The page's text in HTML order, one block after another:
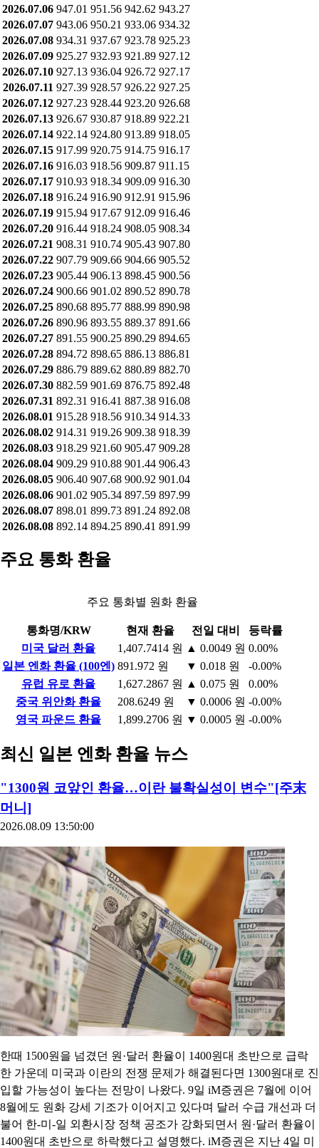
2026.07.06 947.01 951.56 942.62 943.27
2026.07.07 943.06 950.21 933.06 934.32
2026.07.08 934.31 937.67 923.78 925.23
2026.07.09 925.27 932.93 921.89 927.12
2026.07.10 927.13 936.04 926.72 927.17
2026.07.11 927.39 928.57 926.22 927.25
2026.07.12 927.23 928.44 923.20 926.68
2026.07.13 926.67 930.87 918.89 922.21
2026.07.14 922.14 924.80 913.89 918.05
2026.07.15 917.99 920.75 914.75 916.17
2026.07.16 916.03 918.56 909.87 911.15
2026.07.17 910.93 918.34 909.09 916.30
2026.07.18 916.24 916.90 912.91 915.96
2026.07.19 915.94 917.67 912.09 916.46
2026.07.20 916.44 918.24 908.05 908.34
2026.07.21 908.31 910.74 905.43 907.80
2026.07.22 907.79 909.66 904.66 905.52
2026.07.23 905.44 906.13 898.45 900.56
2026.07.24 900.66 901.02 890.52 890.78
2026.07.25 890.68 895.77 888.99 890.98
2026.07.26 890.96 893.55 889.37 891.66
2026.07.27 891.55 900.25 890.29 894.65
2026.07.28 894.72 898.65 886.13 886.81
2026.07.29 886.79 889.62 880.89 882.70
2026.07.30 882.59 901.69 876.75 892.48
2026.07.31 892.31 916.41 887.38 916.08
2026.08.01 915.28 918.56 910.34 914.33
2026.08.02 914.31 919.26 909.38 918.39
2026.08.03 918.29 921.60 905.47 909.28
2026.08.04 909.29 910.88 901.44 906.43
2026.08.05 906.40 907.68 900.92 901.04
2026.08.06 901.02 905.34 897.59 897.99
2026.08.07 898.01 899.73 891.24 892.08
2026.08.08 892.14 894.25 890.41 891.99
주요 통화 환율
주요 통화별 원화 환율
통화명/KRW 현재 환율 전일 대비
등락률
미국 달러 환율
1,407.7414 원 ▲ 0.0049 원 0.00%
일본 엔화 환율 (100엔) 891.972 원 ▼ 0.018 원
-0.00%
유럽 유로 환율
1,627.2867 원 ▲ 0.075 원
0.00%
중국 위안화 환율
208.6249 원 ▼ 0.0006 원 -0.00%
영국 파운드 환율
1,899.2706 원 ▼ 0.0005 원 -0.00%
최신 일본 엔화 환율 뉴스
"1300원 코앞인 환율…이란 불확실성이 변수"[주末
머니]
2026.08.09 13:50:00
한때 1500원을 넘겼던 원·달러 환율이 1400원대 초반으로 급락
한 가운데 미국과 이란의 전쟁 문제가 해결된다면 1300원대로 진
입할 가능성이 높다는 전망이 나왔다. 9일 iM증권은 7월에 이어
8월에도 원화 강세 기조가 이어지고 있다며 달러 수급 개선과 더
불어 한-미-일 외환시장 정책 공조가 강화되면서 원·달러 환율이
1400원대 초반으로 하락했다고 설명했다. iM증권은 지난 4일 미